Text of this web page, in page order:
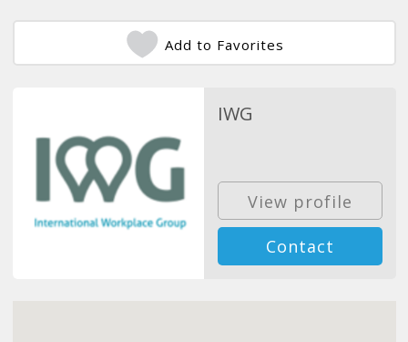
Add to Favorites
IWG
View profile
Contact